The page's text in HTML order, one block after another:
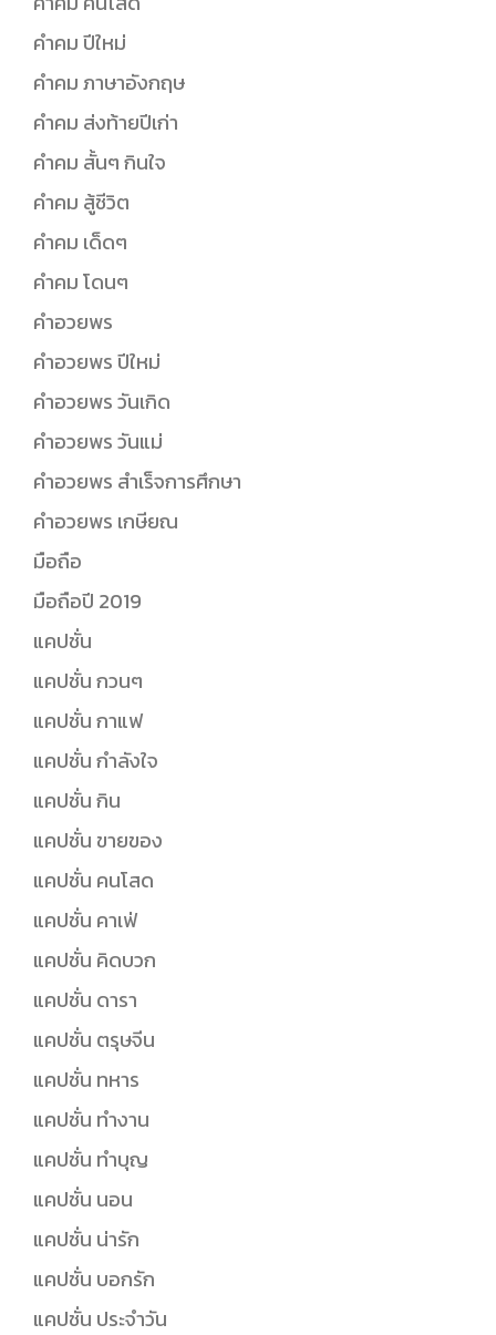
คำคม ปีใหม่
คำคม ภาษาอังกฤษ
คำคม ส่งท้ายปีเก่า
คำคม สั้นๆ กินใจ
คำคม สู้ชีวิต
คำคม เด็ดๆ
คำคม โดนๆ
คำอวยพร
คำอวยพร ปีใหม่
คำอวยพร วันเกิด
คำอวยพร วันแม่
คำอวยพร สำเร็จการศึกษา
คำอวยพร เกษียณ
มือถือ
มือถือปี 2019
แคปชั่น
แคปชั่น กวนๆ
แคปชั่น กาแฟ
แคปชั่น กำลังใจ
แคปชั่น กิน
แคปชั่น ขายของ
แคปชั่น คนโสด
แคปชั่น คาเฟ่
แคปชั่น คิดบวก
แคปชั่น ดารา
แคปชั่น ตรุษจีน
แคปชั่น ทหาร
แคปชั่น ทำงาน
แคปชั่น ทำบุญ
แคปชั่น นอน
แคปชั่น น่ารัก
แคปชั่น บอกรัก
แคปชั่น ประจำวัน